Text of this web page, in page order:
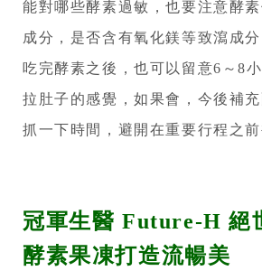
能對哪些酵素過敏，也要注意酵
成分，是否含有氧化鎂等致瀉成分
吃完酵素之後，也可以留意6～8
拉肚子的感覺，如果會，今後補
抓一下時間，避開在重要行程之前
冠軍生醫 Future-H 絕
酵素果凍打造流暢美